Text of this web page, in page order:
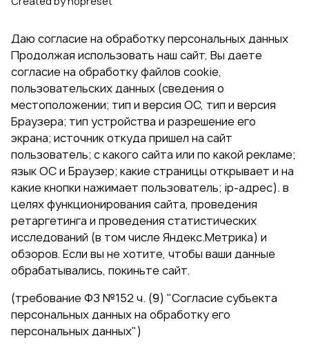
Даю согласие на обработку персональных данных
Продолжая использовать наш сайт, Вы даете
согласие на обработку файлов cookie,
пользовательских данных (сведения о
местоположении; тип и версия ОС, тип и версия
Браузера; тип устройства и разрешение его
экрана; источник откуда пришел на сайт
пользователь; с какого сайта или по какой рекламе;
язык ОС и Браузер; какие страницы открывает и на
какие кнопки нажимает пользователь; ip-адрес). в
целях функционирования сайта, проведения
ретаргетинга и проведения статистических
исследований (в том числе Яндекс.Метрика) и
обзоров. Если вы не хотите, чтобы ваши данные
обрабатывались, покиньте сайт.
(требование ФЗ №152 ч. (9) "Согласие субъекта
персональных данных на обработку его
персональных данных")